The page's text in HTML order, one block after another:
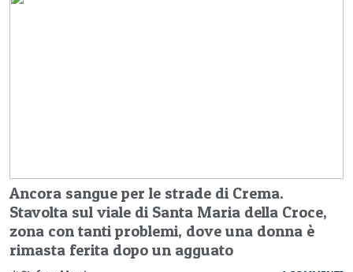
Ancora sangue per le strade di Crema.
Stavolta sul viale di Santa Maria della Croce,
zona con tanti problemi, dove una donna è
rimasta ferita dopo un agguato